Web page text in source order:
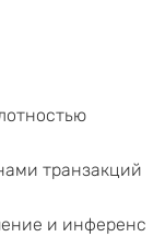
транзакций
и инференс